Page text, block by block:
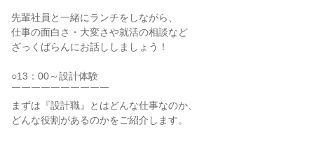
￣￣￣￣￣￣￣￣￣￣￣￣￣
先輩社員と一緒にランチをしながら、
仕事の面白さ・大変さや就活の相談など
ざっくばらんにお話ししましょう！
○13：00～設計体験
￣￣￣￣￣￣￣￣￣￣
まずは『設計職』とはどんな仕事なのか、
どんな役割があるのかをご紹介します。